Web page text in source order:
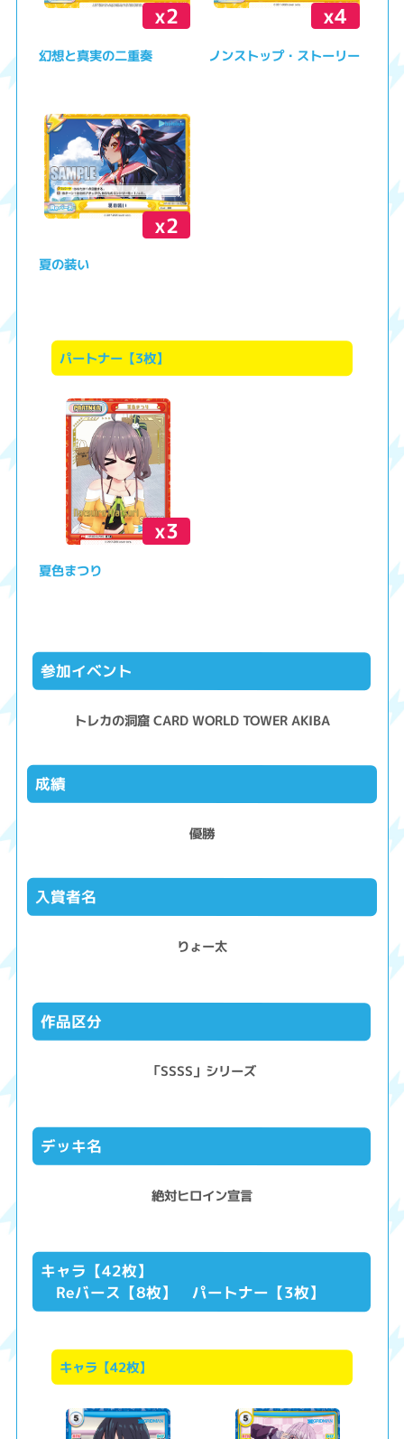
x2
幻想と真実の二重奏
x4
ノンストップ・ストーリー
x2
夏の装い
パートナー【3枚】
x3
夏色まつり
参加イベント
トレカの洞窟 CARD WORLD TOWER AKIBA
成績
優勝
入賞者名
りょー太
作品区分
「SSSS」シリーズ
デッキ名
絶対ヒロイン宣言
キャラ【42枚】
Reバース【8枚】 パートナー【3枚】
キャラ【42枚】